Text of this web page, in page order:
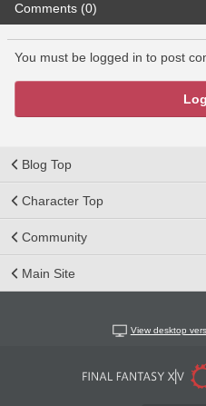
Comments (0)
You must be logged in to post
Blog Top
Character Top
Community
Main Site
View desktop